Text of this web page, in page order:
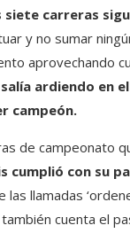
siete carreras
y no sumar
aprovechando
ardiendo en
campeón.
de campeonato
cumplió con su
llamadas
cuenta el